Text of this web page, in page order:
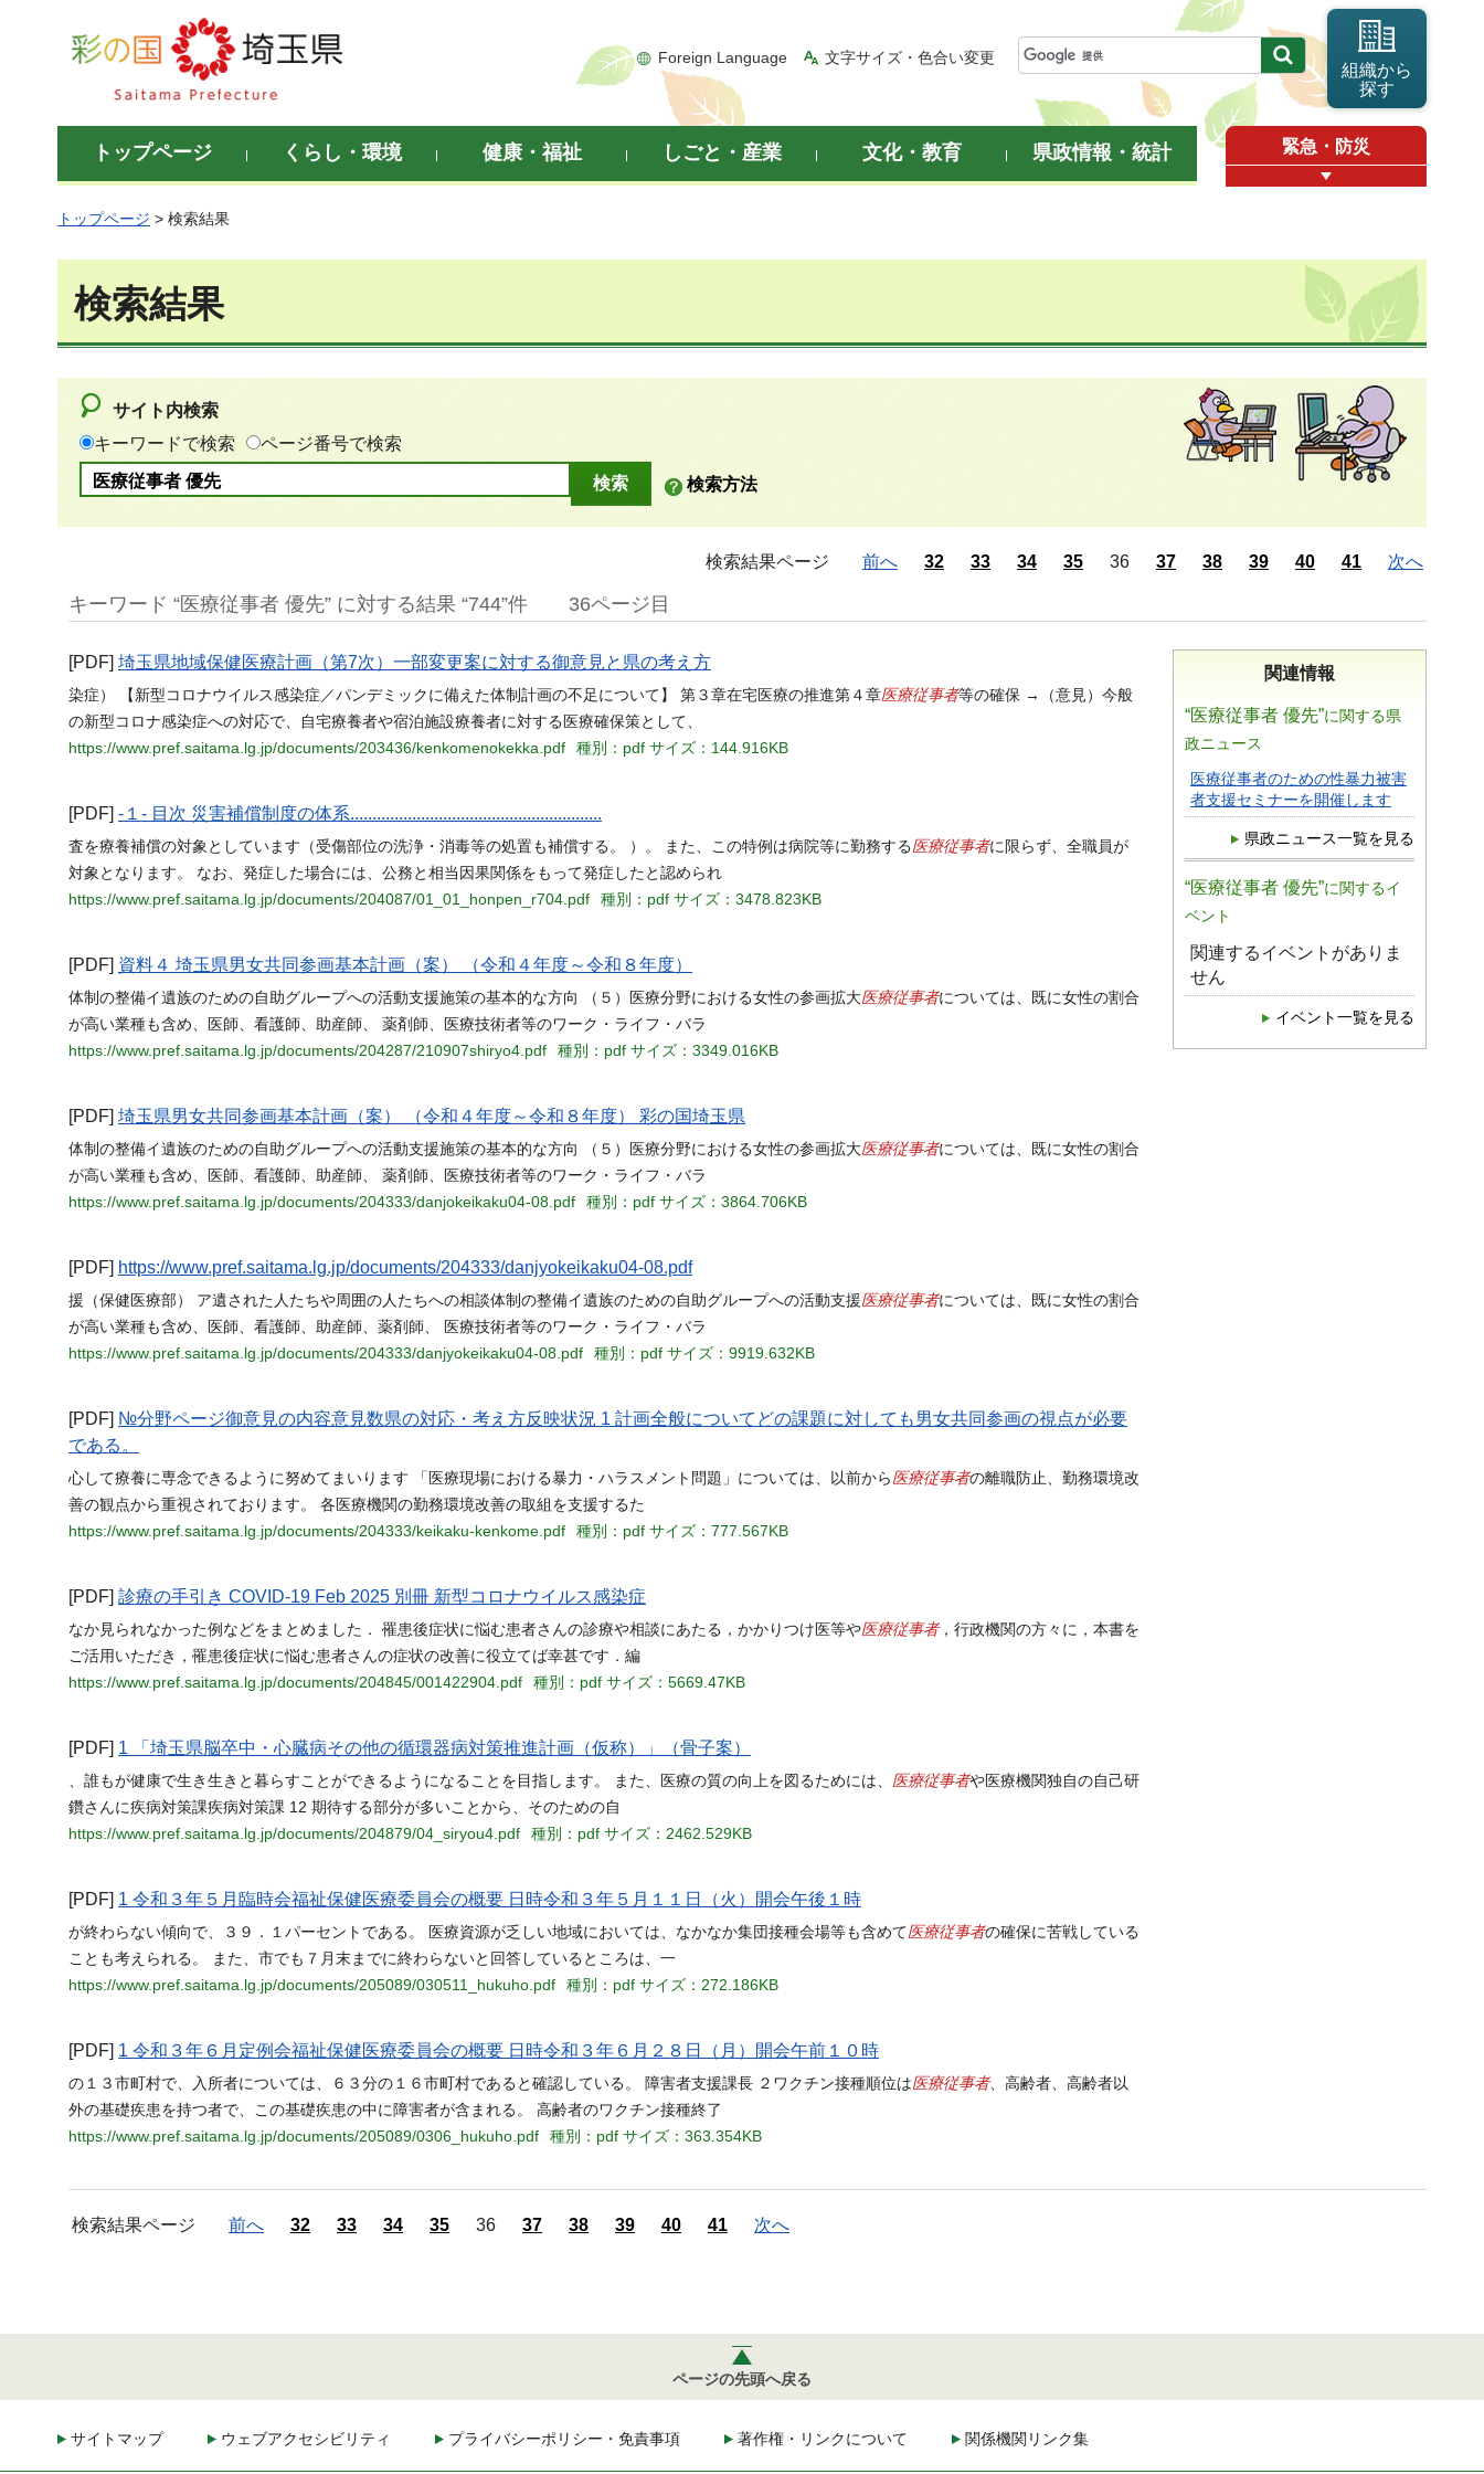
彩の国 埼玉県
Foreign Language 文字サイズ・色合い変更
組織から
探す
トップページ くらし・環境 健康・福祉 しごと・産業 文化・教育 県政情報・統計 緊急・防災
トップページ > 検索結果
検索結果
サイト内検索
キーワードで検索
ページ番号で検索
検索方法
検索結果ページ 前へ 32 33 34 35 36 37 38 39 40 41 次へ
キーワード “医療従事者 優先” に対する結果 “744”件 36ページ目
関連情報
“医療従事者 優先”に関する県
政ニュース
医療従事者のための性暴力被害
者支援セミナーを開催します
県政ニュース一覧を見る
“医療従事者 優先”に関するイ
ベント
関連するイベントがありま
せん
イベント一覧を見る
[PDF] 埼玉県地域保健医療計画（第7次）一部変更案に対する御意見と県の考え方
染症） 【新型コロナウイルス感染症／パンデミックに備えた体制計画の不足について】 第３章在宅医療の推進第４章医療従事者等の確保 →（意見）今般
の新型コロナ感染症への対応で、自宅療養者や宿泊施設療養者に対する医療確保策として、
https://www.pref.saitama.lg.jp/documents/203436/kenkomenokekka.pdf
種別：pdf サイズ：144.916KB
[PDF] -１- 目次 災害補償制度の体系.........................................................
査を療養補償の対象としています（受傷部位の洗浄・消毒等の処置も補償する。 ）。 また、この特例は病院等に勤務する 医療従事者に限らず、全職員が
対象となります。 なお、発症した場合には、公務と相当因果関係をもって発症したと認められ
https://www.pref.saitama.lg.jp/documents/204087/01_01_honpen_r704.pdf
種別：pdf サイズ：3478.823KB
[PDF] 資料４ 埼玉県男女共同参画基本計画（案） （令和４年度～令和８年度）
体制の整備イ遺族のための自助グループへの活動支援施策の基本的な方向 （５）医療分野における女性の参画拡大医療従事者については、既に女性の割合
が高い業種も含め、医師、看護師、助産師、 薬剤師、医療技術者等のワーク・ライフ・バラ
https://www.pref.saitama.lg.jp/documents/204287/210907shiryo4.pdf
種別：pdf サイズ：3349.016KB
[PDF] 埼玉県男女共同参画基本計画（案） （令和４年度～令和８年度） 彩の国埼玉県
体制の整備イ遺族のための自助グループへの活動支援施策の基本的な方向 （５）医療分野における女性の参画拡大医療従事者については、既に女性の割合
が高い業種も含め、医師、看護師、助産師、 薬剤師、医療技術者等のワーク・ライフ・バラ
https://www.pref.saitama.lg.jp/documents/204333/danjokeikaku04-08.pdf
種別：pdf サイズ：3864.706KB
[PDF] https://www.pref.saitama.lg.jp/documents/204333/danjyokeikaku04-08.pdf
援（保健医療部） ア遺された人たちや周囲の人たちへの相談体制の整備イ遺族のための自助グループへの活動支援医療従事者については、既に女性の割合
が高い業種も含め、医師、看護師、助産師、薬剤師、 医療技術者等のワーク・ライフ・バラ
https://www.pref.saitama.lg.jp/documents/204333/danjyokeikaku04-08.pdf
種別：pdf サイズ：9919.632KB
[PDF] №分野ページ御意見の内容意見数県の対応・考え方反映状況 1 計画全般についてどの課題に対しても男女共同参画の視点が必要
である。
心して療養に専念できるように努めてまいります 「医療現場における暴力・ハラスメント問題」については、以前から 医療従事者の離職防止、勤務環境改
善の観点から重視されております。 各医療機関の勤務環境改善の取組を支援するた
https://www.pref.saitama.lg.jp/documents/204333/keikaku-kenkome.pdf
種別：pdf サイズ：777.567KB
[PDF] 診療の手引き COVID-19 Feb 2025 別冊 新型コロナウイルス感染症
なか見られなかった例などをまとめました． 罹患後症状に悩む患者さんの診療や相談にあたる，かかりつけ医等や医療従事者，行政機関の方々に，本書を
ご活用いただき，罹患後症状に悩む患者さんの症状の改善に役立てば幸甚です．編
https://www.pref.saitama.lg.jp/documents/204845/001422904.pdf
種別：pdf サイズ：5669.47KB
[PDF] 1 「埼玉県脳卒中・心臓病その他の循環器病対策推進計画（仮称）」（骨子案）
、誰もが健康で生き生きと暮らすことができるようになることを目指します。 また、医療の質の向上を図るためには、 医療従事者や医療機関独自の自己研
鑽さんに疾病対策課疾病対策課 12 期待する部分が多いことから、そのための自
https://www.pref.saitama.lg.jp/documents/204879/04_siryou4.pdf
種別：pdf サイズ：2462.529KB
[PDF] 1 令和３年５月臨時会福祉保健医療委員会の概要 日時令和３年５月１１日（火）開会午後１時
が終わらない傾向で、３９．１パーセントである。 医療資源が乏しい地域においては、なかなか集団接種会場等も含めて医療従事者の確保に苦戦している
ことも考えられる。 また、市でも７月末までに終わらないと回答しているところは、一
https://www.pref.saitama.lg.jp/documents/205089/030511_hukuho.pdf
種別：pdf サイズ：272.186KB
[PDF] 1 令和３年６月定例会福祉保健医療委員会の概要 日時令和３年６月２８日（月）開会午前１０時
の１３市町村で、入所者については、６３分の１６市町村であると確認している。 障害者支援課長 ２ワクチン接種順位は医療従事者、高齢者、高齢者以
外の基礎疾患を持つ者で、この基礎疾患の中に障害者が含まれる。 高齢者のワクチン接種終了
https://www.pref.saitama.lg.jp/documents/205089/0306_hukuho.pdf
種別：pdf サイズ：363.354KB
検索結果ページ 前へ 32 33 34 35 36 37 38 39 40 41 次へ
ページの先頭へ戻る
サイトマップ ウェブアクセシビリティ プライバシーポリシー・免責事項 著作権・リンクについて 関係機関リンク集